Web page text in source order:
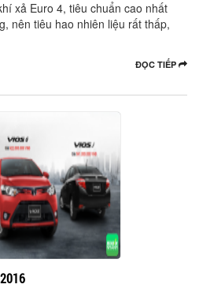
xả Euro 4, tiêu chuẩn cao nhất
nên tiêu hao nhiên liệu rất thấp,
ĐỌC TIẾP